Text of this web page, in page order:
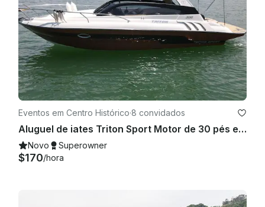
Eventos em Centro Histórico·8 convidados
Aluguel de iates Triton Sport Motor de 30 pés em Paraty, Rio de Janeiro, Brasil
Novo Superowner
$170/hora